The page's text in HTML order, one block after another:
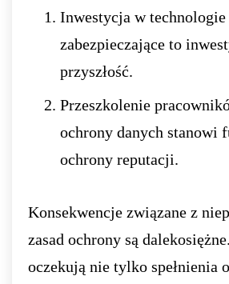
Inwestycja w technologie
zabezpieczające to
przyszłość.
Przeszkolenie
ochrony danych stanowi
ochrony reputacji.
Konsekwencje związane z
zasad ochrony są
oczekują nie tylko spełnienia